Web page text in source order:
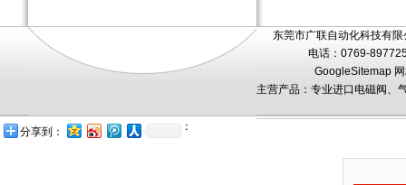
东莞市广联自动化科技有
电话：0769-
GoogleSitemap
主营产品：专业进口电磁阀、
：
分享到：